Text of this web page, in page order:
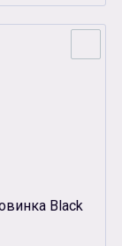
Black